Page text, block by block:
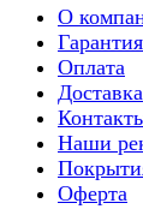
О
Оплата
Доставка
Наши
Оферта